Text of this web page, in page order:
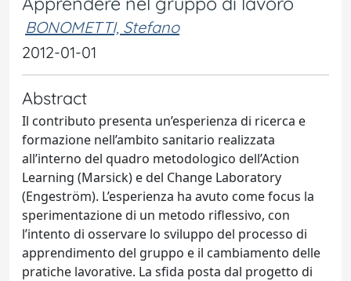
BONOMETTI, Stefano
2012-01-01
Abstract
Il contributo presenta un’esperienza di ricerca e
formazione nell’ambito sanitario realizzata
all’interno del quadro metodologico dell’Action
Learning (Marsick) e del Change Laboratory
(Engeström). L’esperienza ha avuto come focus la
sperimentazione di un metodo riflessivo, con
l’intento di osservare lo sviluppo del processo di
apprendimento del gruppo e il cambiamento delle
pratiche lavorative. La sfida posta dal progetto di